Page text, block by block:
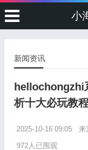
小
新闻资讯
hellochongzhi
析十大必玩教
2025-10-16 09:05 来
972人已围观